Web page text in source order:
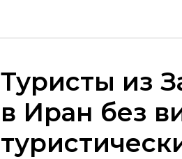
Туристы из
в Иран без